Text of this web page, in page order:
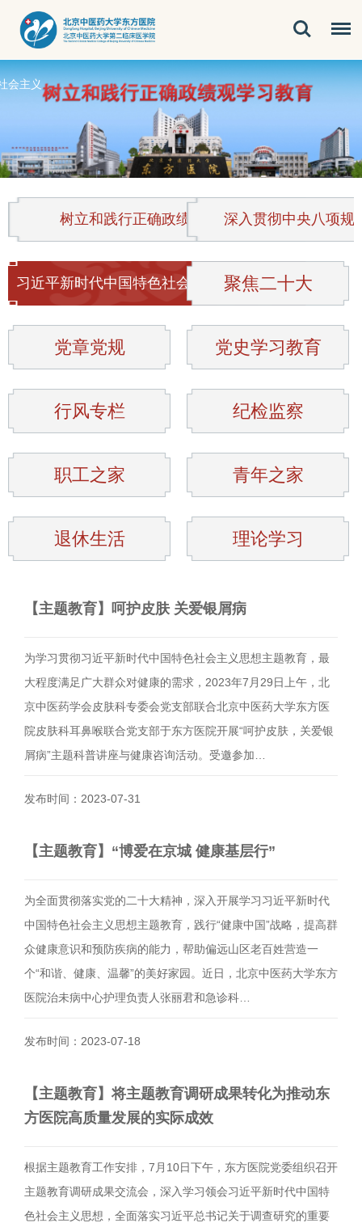
会主义
树立和践行正确政绩观学习教育深入贯彻中央八项规
习近平新时代中国特色社会主义思想主题教育
聚焦二十大
党章党规 党史学习教育
行风专栏 纪检监察
职工之家 青年之家
退休生活 理论学习
【主题教育】呵护皮肤 关爱银屑病
为学习贯彻习近平新时代中国特色社会主义思想主题教育，最
大程度满足广大群众对健康的需求，2023年7月29日上午，北
京中医药学会皮肤科专委会党支部联合北京中医药大学东方医
院皮肤科耳鼻喉联合党支部于东方医院开展“呵护皮肤，关爱银
屑病”主题科普讲座与健康咨询活动。受邀参加…
发布时间：2023-07-31
【主题教育】“博爱在京城 健康基层行”
为全面贯彻落实党的二十大精神，深入开展学习习近平新时代
中国特色社会主义思想主题教育，践行“健康中国”战略，提高群
众健康意识和预防疾病的能力，帮助偏远山区老百姓营造一
个“和谐、健康、温馨”的美好家园。近日，北京中医药大学东方
医院治未病中心护理负责人张丽君和急诊科…
发布时间：2023-07-18
【主题教育】将主题教育调研成果转化为推动东
方医院高质量发展的实际成效
根据主题教育工作安排，7月10日下午，东方医院党委组织召开
主题教育调研成果交流会，深入学习领会习近平新时代中国特
色社会主义思想，全面落实习近平总书记关于调查研究的重要